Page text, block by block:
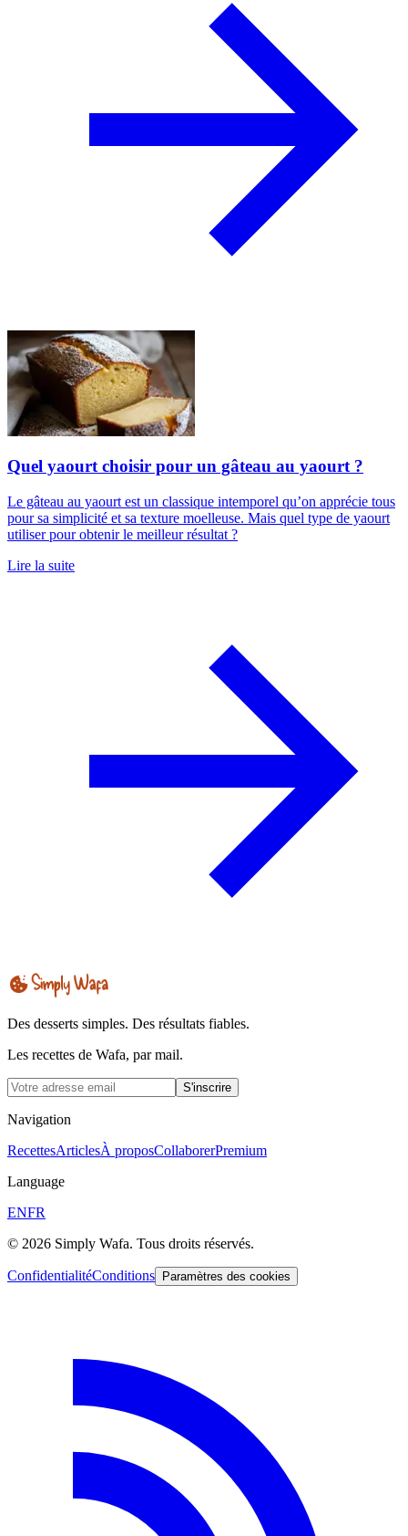
Quel yaourt choisir pour un gâteau au yaourt ?
Le gâteau au yaourt est un classique intemporel qu’on apprécie tous
pour sa simplicité et sa texture moelleuse. Mais quel type de yaourt
utiliser pour obtenir le meilleur résultat ?
Lire la suite
Des desserts simples. Des résultats fiables.
Les recettes de Wafa, par mail.
S'inscrire
Navigation
RecettesArticlesÀ proposCollaborerPremium
Language
ENFR
© 2026 Simply Wafa. Tous droits réservés.
ConfidentialitéConditions Paramètres des cookies